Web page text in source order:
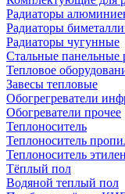
Радиаторы
Радиаторы
Радиаторы чугунные
Стальные панельные
Тепловое
Завесы тепловые
Обогрегреватели
Обогреватели прочее
Теплоноситель
Теплоноситель
Теплоноситель
Тёплый пол
Водяной теплый пол